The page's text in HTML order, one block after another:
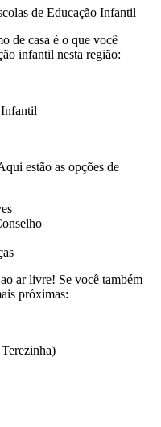
de Educação Infantil
de casa é o que você
infantil nesta região:
estão as opções de
ar livre! Se você também
próximas: